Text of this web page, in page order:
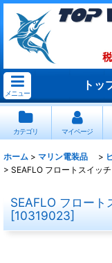
メニュー
トッ
カテゴリ マイページ
ホーム > マリン電装品 >
> SEAFLO フロートスイッ
SEAFLO フロー
[10319023]